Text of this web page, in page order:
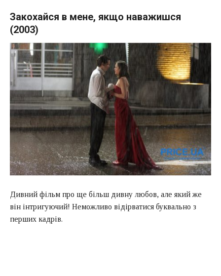
Закохайся в мене, якщо наважишся
(2003)
Дивний фільм про ще більш дивну любов, але який же
він інтригуючий! Неможливо відірватися буквально з
перших кадрів.